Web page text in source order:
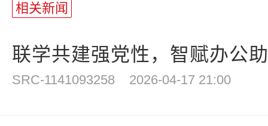
相关新闻
联学共建强党性，智赋办公
SRC-1141093258 2026-04-17 21:00